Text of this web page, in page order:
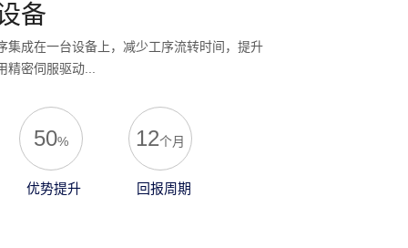
备
集成在一台设备上，减少工序流转时间，提升
密伺服驱动...
50%
优势提升
12个月
回报周期